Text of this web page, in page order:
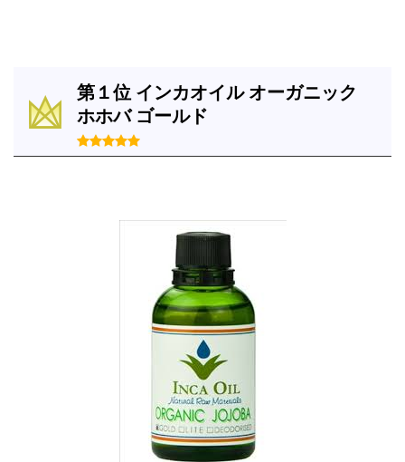
第１位 インカオイル オーガニック
ホホバ ゴールド